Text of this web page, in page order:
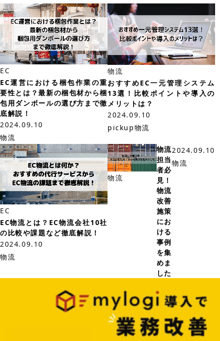
EC
EC運営における梱包作業の重
要性とは？最新の梱包材から梱
包用ダンボールの選び方まで徹
底解説！
2024.09.10
物流
物流
おすすめEC一元管理システム
13選！比較ポイントや導入の
メリットは？
2024.09.10
pickup物流
EC
EC物流とは？EC物流会社10社
の比較や課題など徹底解説！
2024.09.10
物流
物流
物流
担当
者必
見！
物流
改善
施策
にお
ける
事例
を集
めま
した
2024.09.10
物流